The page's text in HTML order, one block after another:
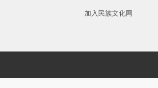
加入民族文化网